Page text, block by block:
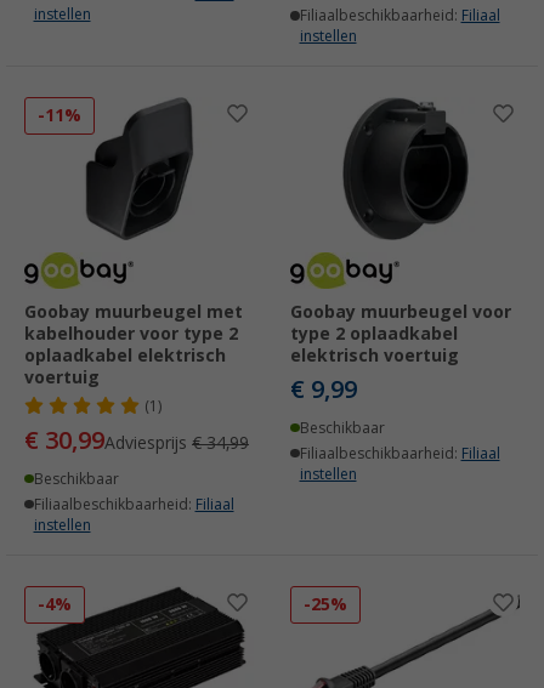
instellen
Filiaalbeschikbaarheid: Filiaal
instellen
-11%
Goobay muurbeugel met
kabelhouder voor type 2
oplaadkabel elektrisch
voertuig
(1)
€ 30,99Adviesprijs € 34,99
Beschikbaar
Filiaalbeschikbaarheid: Filiaal
instellen
Goobay muurbeugel voor
type 2 oplaadkabel
elektrisch voertuig
€ 9,99
Beschikbaar
Filiaalbeschikbaarheid: Filiaal
instellen
-4% -25%